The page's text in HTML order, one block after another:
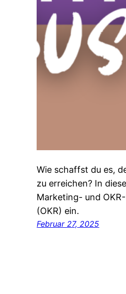
Wie schaffst du es,
zu erreichen? In
Marketing- und
(OKR) ein.
Februar 27, 2025